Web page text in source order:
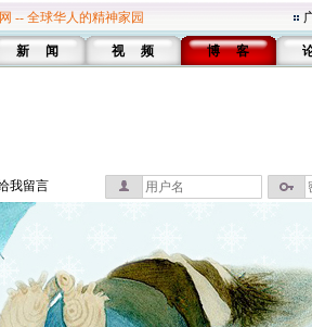
-- 全球华人的精神家园
新 闻 视 频 博 客
我留言